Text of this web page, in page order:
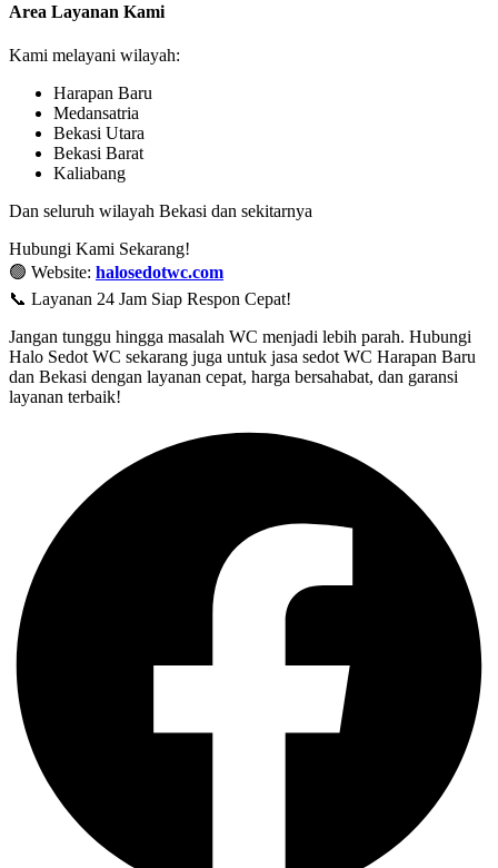
Area Layanan Kami
Kami melayani wilayah:
Harapan Baru
Medansatria
Bekasi Utara
Bekasi Barat
Kaliabang
Dan seluruh wilayah Bekasi dan sekitarnya
Hubungi Kami Sekarang!
🟢 Website: halosedotwc.com
📞 Layanan 24 Jam Siap Respon Cepat!
Jangan tunggu hingga masalah WC menjadi lebih parah. Hubungi
Halo Sedot WC sekarang juga untuk jasa sedot WC Harapan Baru
dan Bekasi dengan layanan cepat, harga bersahabat, dan garansi
layanan terbaik!